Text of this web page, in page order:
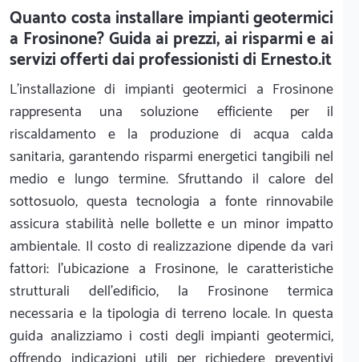
Quanto costa installare impianti geotermici
a Frosinone? Guida ai prezzi, ai risparmi e ai
servizi offerti dai professionisti di Ernesto.it
L'installazione di impianti geotermici a Frosinone
rappresenta una soluzione efficiente per il
riscaldamento e la produzione di acqua calda
sanitaria, garantendo risparmi energetici tangibili nel
medio e lungo termine. Sfruttando il calore del
sottosuolo, questa tecnologia a fonte rinnovabile
assicura stabilità nelle bollette e un minor impatto
ambientale. Il costo di realizzazione dipende da vari
fattori: l'ubicazione a Frosinone, le caratteristiche
strutturali dell'edificio, la Frosinone termica
necessaria e la tipologia di terreno locale. In questa
guida analizziamo i costi degli impianti geotermici,